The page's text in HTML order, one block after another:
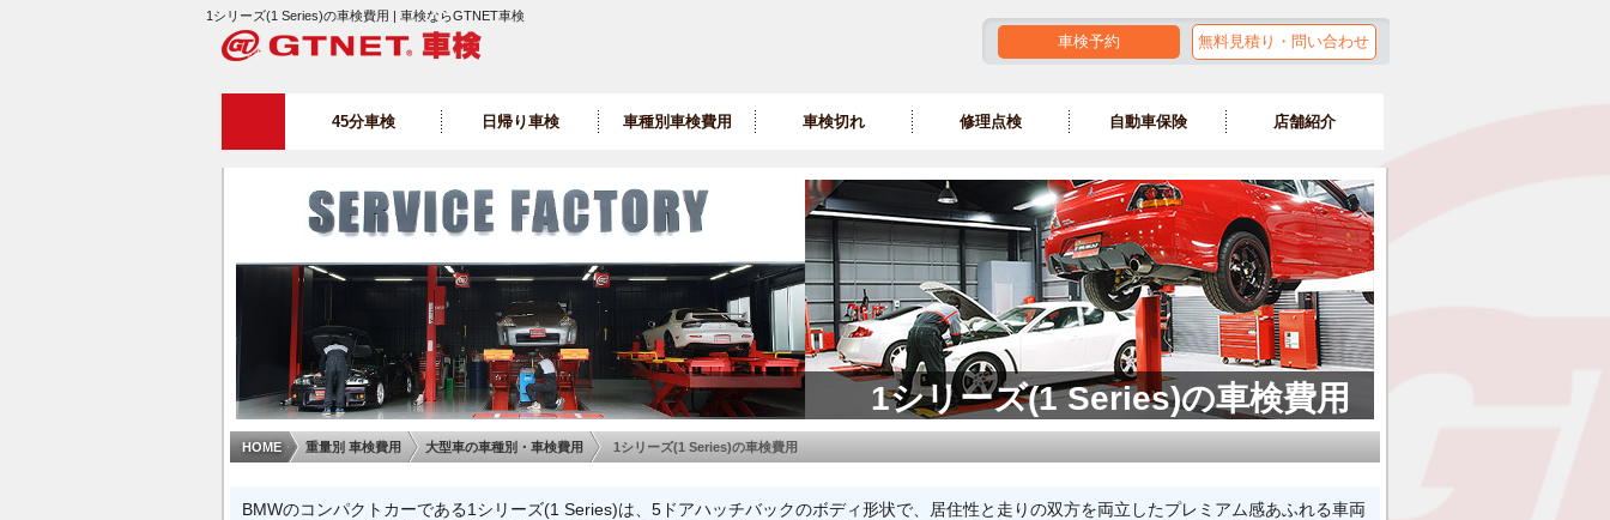
1シリーズ(1 Series)の車検費用 | 車検ならGTNET車検
車検予約 無料見積り・問い合わせ
45分車検 日帰り車検 車種別車検費用 車検切れ 修理点検 自動車保険 店舗紹介
1シリーズ(1 Series)の車検費用
HOME 重量別 車検費用 大型車の車種別・車検費用 1シリーズ(1 Series)の車検費用
BMWのコンパクトカーである1シリーズ(1 Series)は、5ドアハッチバックのボディ形状で、居住性と走りの双方を両立したプレミアム感あふれる車両